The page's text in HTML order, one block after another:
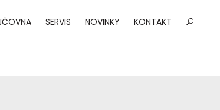
SERVIS NOVINKY KONTAKT